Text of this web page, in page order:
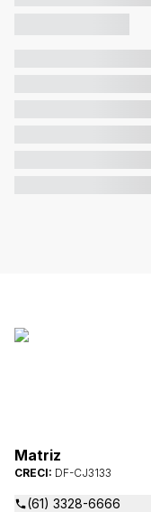
Matriz
CRECI: DF-CJ3133
(61) 3328-6666